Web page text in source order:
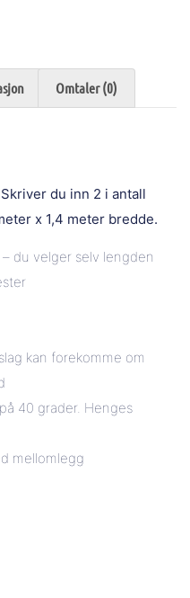
Omtaler (0)
du inn 2 i antall
x 1,4 meter bredde.
du velger selv lengden
kan forekomme om
40 grader. Henges
mellomlegg